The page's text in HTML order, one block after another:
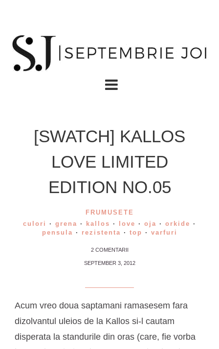
[SWATCH] KALLOS
LOVE LIMITED
EDITION NO.05
FRUMUSETE
culori
· grena · kallos · love · oja · orkide ·
pensula · rezistenta · top · varfuri
2 COMENTARII
SEPTEMBER 3, 2012
Acum vreo doua saptamani ramasesem fara
dizolvantul uleios de la Kallos si-l cautam
disperata la standurile din oras (care, fie vorba